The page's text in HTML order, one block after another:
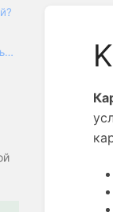
4. Как в одну карточку добавить несколько вариантов товара?